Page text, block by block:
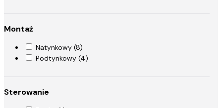
Montaż
Natynkowy (8)
Podtynkowy (4)
Sterowanie